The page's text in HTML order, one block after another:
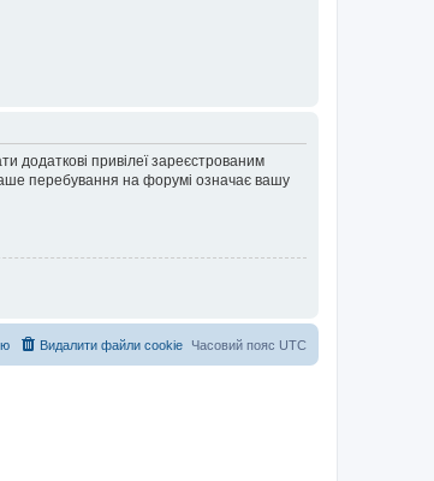
додаткові привілеї зареєстрованим
перебування на форумі означає вашу
Часовий пояс UTC
Видалити файли cookie